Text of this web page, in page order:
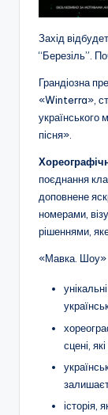
Захід
“Березіль”.
Грандіозна
«Winterra»,
українського
пісня».
поєднання
доповнене
номерами,
рішеннями,
«Мавка. Шоу»
сцені,
історія,